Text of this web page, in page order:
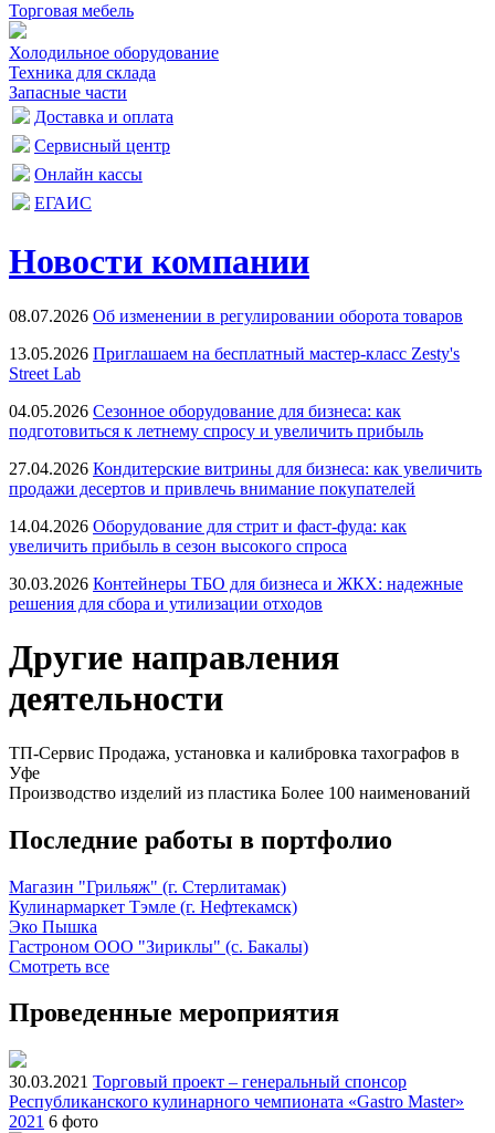
Торговая мебель
Холодильное оборудование
Техника для склада
Запасные части
Доставка и оплата
Сервисный центр
Онлайн кассы
ЕГАИС
Новости компании
08.07.2026 Об изменении в регулировании оборота товаров
13.05.2026 Приглашаем на бесплатный мастер-класс Zesty's
Street Lab
04.05.2026 Сезонное оборудование для бизнеса: как
подготовиться к летнему спросу и увеличить прибыль
27.04.2026 Кондитерские витрины для бизнеса: как увеличить
продажи десертов и привлечь внимание покупателей
14.04.2026 Оборудование для стрит и фаст-фуда: как
увеличить прибыль в сезон высокого спроса
30.03.2026 Контейнеры ТБО для бизнеса и ЖКХ: надежные
решения для сбора и утилизации отходов
Другие направления
деятельности
ТП-Сервис Продажа, установка и калибровка тахографов в
Уфе
Производство изделий из пластика Более 100 наименований
Последние работы в портфолио
Магазин "Грильяж" (г. Стерлитамак)
Кулинармаркет Тэмле (г. Нефтекамск)
Эко Пышка
Гастроном ООО "Зириклы" (с. Бакалы)
Смотреть все
Проведенные мероприятия
30.03.2021 Торговый проект – генеральный спонсор
Республиканского кулинарного чемпионата «Gastro Master»
2021 6 фото